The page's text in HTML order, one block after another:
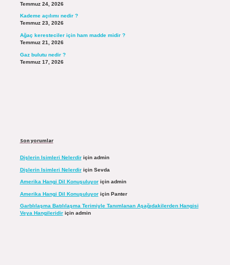
Temmuz 24, 2026
Kademe açılımı nedir ?
Temmuz 23, 2026
Ağaç keresteciler için ham madde midir ?
Temmuz 21, 2026
Gaz bulutu nedir ?
Temmuz 17, 2026
Son yorumlar
Dişlerin Isimleri Nelerdiriçin admin
Dişlerin Isimleri Nelerdiriçin Sevda
Amerika Hangi Dil Konuşuluyoriçin admin
Amerika Hangi Dil Konuşuluyoriçin Panter
Garblılaşma Batılılaşma Terimiyle Tanımlanan Aşağıdakilerden Hangisi
Veya Hangileridiriçin admin